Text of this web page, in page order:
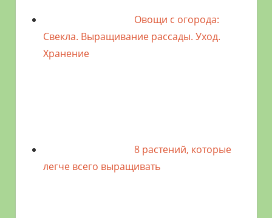
Овощи с огорода:
Свекла. Выращивание рассады. Уход.
Хранение
8 растений, которые
легче всего выращивать